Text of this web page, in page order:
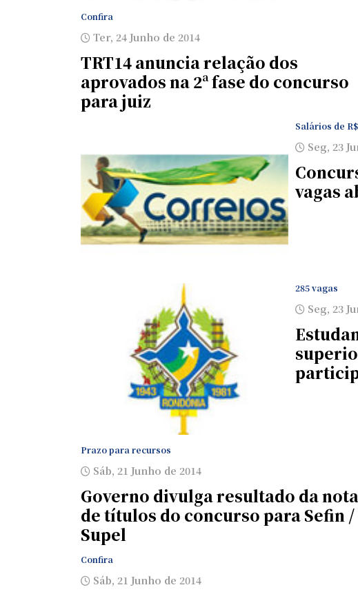
Confira
Ter, 24 Junho de 2014
TRT14 anuncia relação dos
aprovados na 2ª fase do concurso
para juiz
Salários de
Seg, 23
vagas
285 vagas
Seg, 23
Prazo para recursos
Sáb, 21 Junho de 2014
Governo divulga resultado da nota
de títulos do concurso para Sefin /
Supel
Confira
Sáb, 21 Junho de 2014